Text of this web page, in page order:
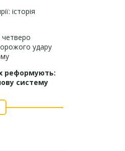
історія
удару
реформують:
систему